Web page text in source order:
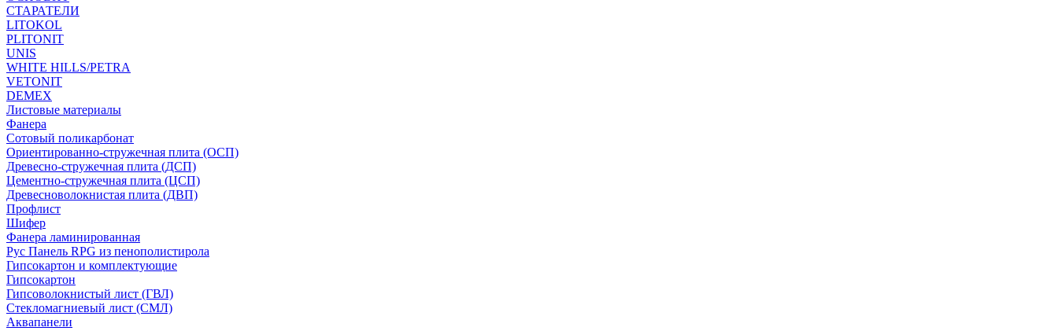
СТАРАТЕЛИ
LITOKOL
PLITONIT
UNIS
WHITE HILLS/PETRA
VETONIT
DEMEX
Листовые материалы
Фанера
Сотовый поликарбонат
Ориентированно-стружечная плита (ОСП)
Древесно-стружечная плита (ДСП)
Цементно-стружечная плита (ЦСП)
Древесноволокнистая плита (ДВП)
Профлист
Шифер
Фанера ламинированная
Рус Панель RPG из пенополистирола
Гипсокартон и комплектующие
Гипсокартон
Гипсоволокнистый лист (ГВЛ)
Стекломагниевый лист (СМЛ)
Аквапанели